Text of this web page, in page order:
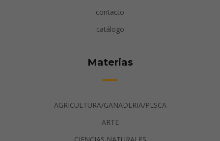
contacto
catálogo
Materias
AGRICULTURA/GANADERIA/PESCA
ARTE